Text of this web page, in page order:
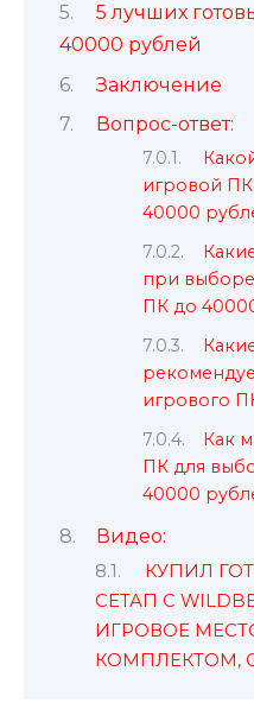
5 лучших
40000 рублей
Заключение
Вопрос-ответ:
игровой
40000
при
ПК до
игрового
Как
ПК для
40000
Видео:
КУПИЛ
СЕТАП C
ИГРОВОЕ
КОМПЛЕКТОМ,